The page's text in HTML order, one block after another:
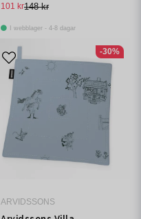
148 kr
101 kr
I webblager - 4-8 dagar
ARVIDSSONS
-30%